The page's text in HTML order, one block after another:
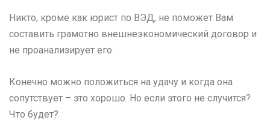
Никто, кроме как юрист по ВЭД, не поможет Вам
составить грамотно внешнеэкономический договор и
не проанализирует его.
Конечно можно положиться на удачу и когда она
сопутствует – это хорошо. Но если этого не случится?
Что будет?